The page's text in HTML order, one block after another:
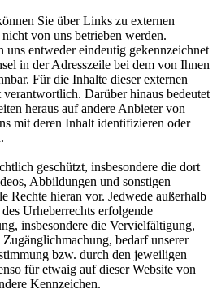
Sie über Links zu externen
von uns betrieben werden.
entweder eindeutig gekennzeichnet
in der Adresszeile bei dem von Ihnen
Für die Inhalte dieser externen
Darüber hinaus bedeutet
heraus auf andere Anbieter von
mit deren Inhalt identifizieren oder
geschützt, insbesondere die dort
Abbildungen und sonstigen
Rechte hieran vor. Jedwede außerhalb
Urheberrechts erfolgende
insbesondere die Vervielfältigung,
bedarf unserer
bzw. durch den jeweiligen
für etwaig auf dieser Website von
Kennzeichen.